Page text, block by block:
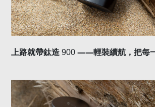
上路就帶鈦造 900 ——輕裝續航，把每